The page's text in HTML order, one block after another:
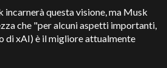
incarnerà questa visione, ma Musk
che "per alcuni aspetti importanti,
di xAI) è il migliore attualmente